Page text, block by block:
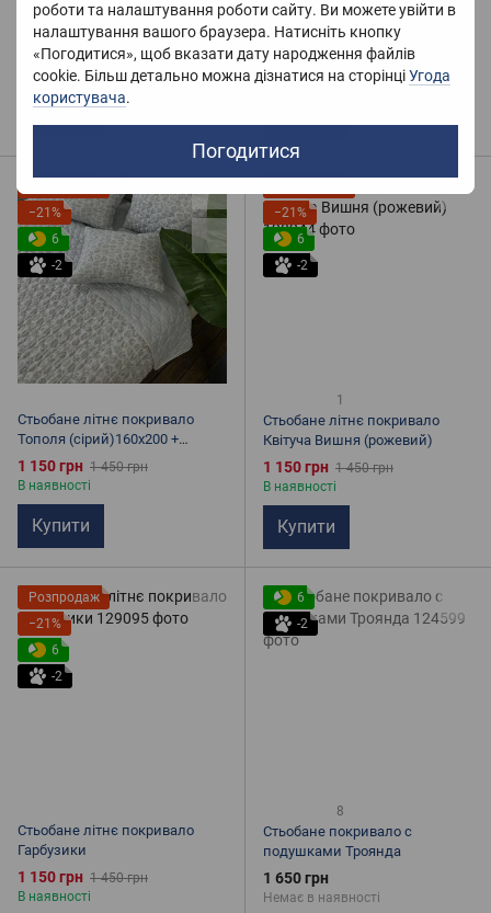
роботи та налаштування роботи сайту. Ви можете увійти в
налаштування вашого браузера. Натисніть кнопку
«Погодитися», щоб вказати дату народження файлів
cookie. Більш детально можна дізнатися на сторінціУгода
користувача.
Погодитися
Стьобане літнє покривало
Квіткова Симфонія
1 150 грн 1 450 грн
В наявності
Купити
Стьобане літнє покривало
Тополя (зелена) 160х200+
подушки
1 200 грн 1 500 грн
В наявності
−21%
6
-2
Стьобане літнє покривало
Тополя (сірий)160х200 +
подушки
1 150 грн 1 450 грн
В наявності
Купити
−21%
6
-2
1
Стьобане літнє покривало
Квітуча Вишня (рожевий)
1 150 грн 1 450 грн
В наявності
Купити
Розпродаж
−21%
6
-2
Стьобане літнє покривало
Гарбузики
1 150 грн 1 450 грн
В наявності
6
-2
8
Стьобане покривало с
подушками Троянда
1 650 грн
Немає в наявності